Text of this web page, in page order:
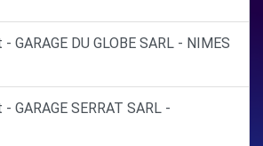
GARAGE DU GLOBE SARL - NIMES
GARAGE SERRAT SARL -